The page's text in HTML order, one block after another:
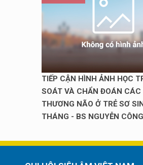
TIẾP CẬN HÌNH ẢNH HỌC
SOÁT VÀ CHẨN ĐOÁN CÁC
THƯƠNG NÃO Ở TRẺ SƠ
THÁNG - BS NGUYỄN